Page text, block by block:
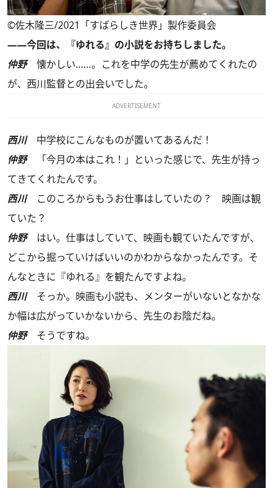
©佐木隆三/2021「すばらしき世界」製作委員会
――今回は、『ゆれる』の小説をお持ちしました。
仲野懐かしい……。これを中学の先生が薦めてくれたの
が、西川監督との出会いでした。
ADVERTISEMENT
西川中学校にこんなものが置いてあるんだ！
仲野「今月の本はこれ！」といった感じで、先生が持っ
てきてくれたんです。
西川このころからもうお仕事はしていたの？ 映画は観
ていた？
仲野はい。仕事はしていて、映画も観ていたんですが、
どこから掘っていけばいいのかわからなかったんです。そ
んなときに『ゆれる』を観たんですよね。
西川そっか。映画も小説も、メンターがいないとなかな
か幅は広がっていかないから、先生のお陰だね。
仲野そうですね。